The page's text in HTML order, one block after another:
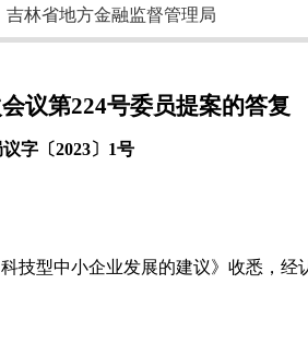
吉林省地方金融监督管理局
议第224号委员提案的答复
字〔2023〕1号
型中小企业发展的建议》收悉，经